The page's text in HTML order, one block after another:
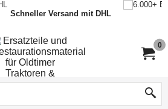
Schneller Versand mit DHL
0